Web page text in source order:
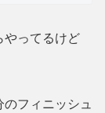
やってるけど
フィニッシュ